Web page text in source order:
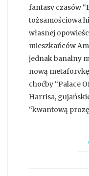
fantasy czasów
tożsamościowa
własnej
mieszkańców
jednak banalny
nową
choćby “Palace
Harrisa,
“kwantową